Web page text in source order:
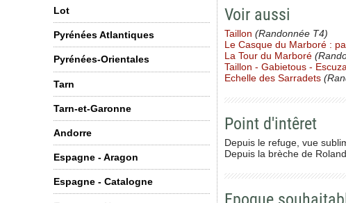
Lot
Pyrénées Atlantiques
Pyrénées-Orientales
Tarn
Tarn-et-Garonne
Andorre
Espagne - Aragon
Espagne - Catalogne
Voir aussi
Taillon (Randonnée T4)
Le Casque du Marboré :
La Tour du Marboré
Taillon - Gabietous -
Echelle des Sarradets
Point d'intêret
Depuis le refuge, vue
Depuis la brèche de